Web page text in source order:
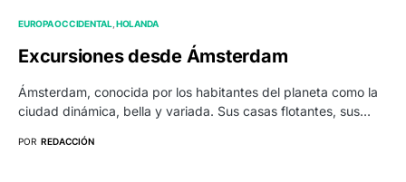
EUROPA OCCIDENTAL HOLANDA
Excursiones desde Ámsterdam
Ámsterdam, conocida por los habitantes del planeta como la
ciudad dinámica, bella y variada. Sus casas flotantes, sus…
POR REDACCIÓN